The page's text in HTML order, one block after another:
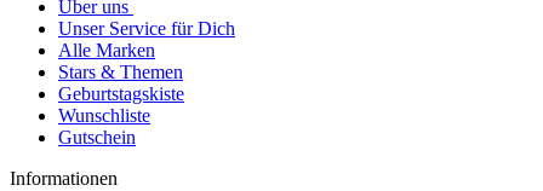
Über uns
Unser Service für Dich
Alle Marken
Stars & Themen
Geburtstagskiste
Wunschliste
Gutschein
Informationen